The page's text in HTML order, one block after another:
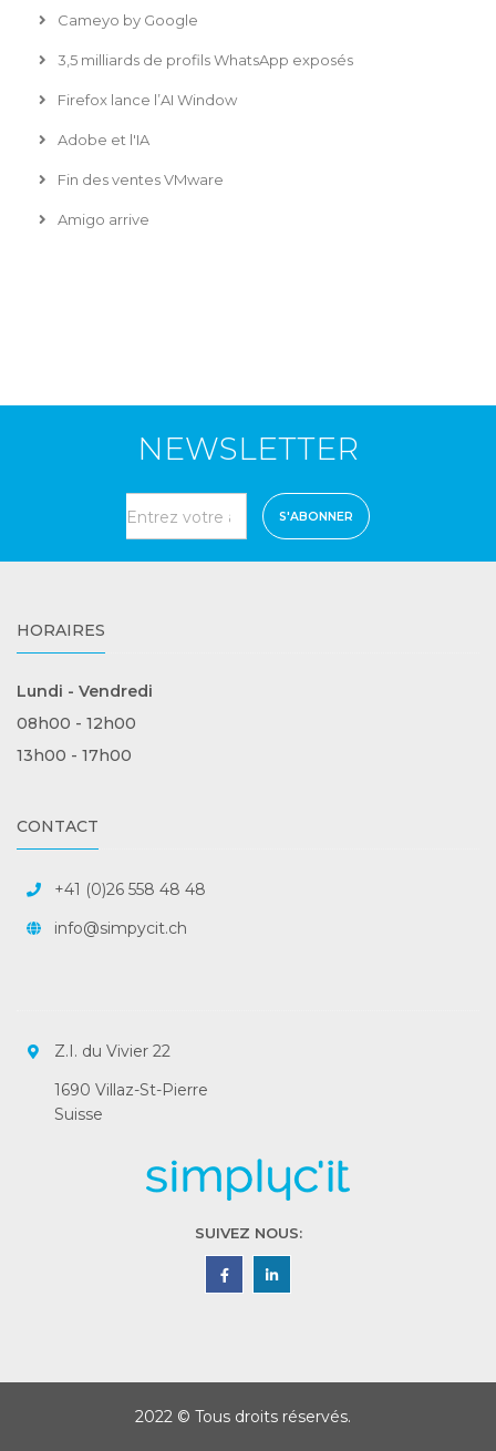
Cameyo by Google
3,5 milliards de profils WhatsApp exposés
Firefox lance l’AI Window
Adobe et l'IA
Fin des ventes VMware
Amigo arrive
NEWSLETTER
S'ABONNER
HORAIRES
Lundi - Vendredi
08h00 - 12h00
13h00 - 17h00
CONTACT
+41 (0)26 558 48 48
info@simpycit.ch
Z.I. du Vivier 22
1690 Villaz-St-Pierre
Suisse
SUIVEZ NOUS:
2022 © Tous droits réservés.